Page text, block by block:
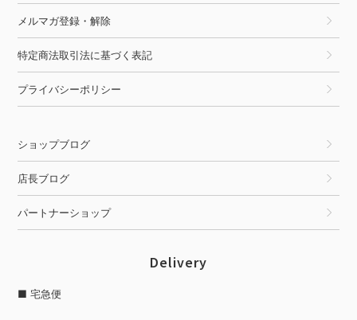
メルマガ登録・解除
特定商法取引法に基づく表記
プライバシーポリシー
ショップブログ
店長ブログ
パートナーショップ
Delivery
■ 宅急便